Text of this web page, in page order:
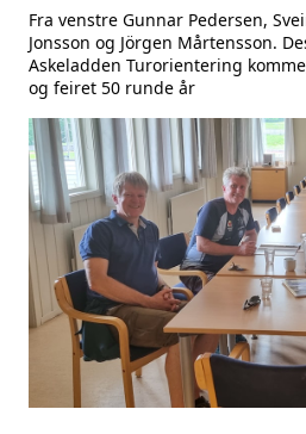
Fra venstre Gunnar Pedersen,
Jonsson og Jörgen Mårtensson.
Askeladden Turorientering
og feiret 50 runde år